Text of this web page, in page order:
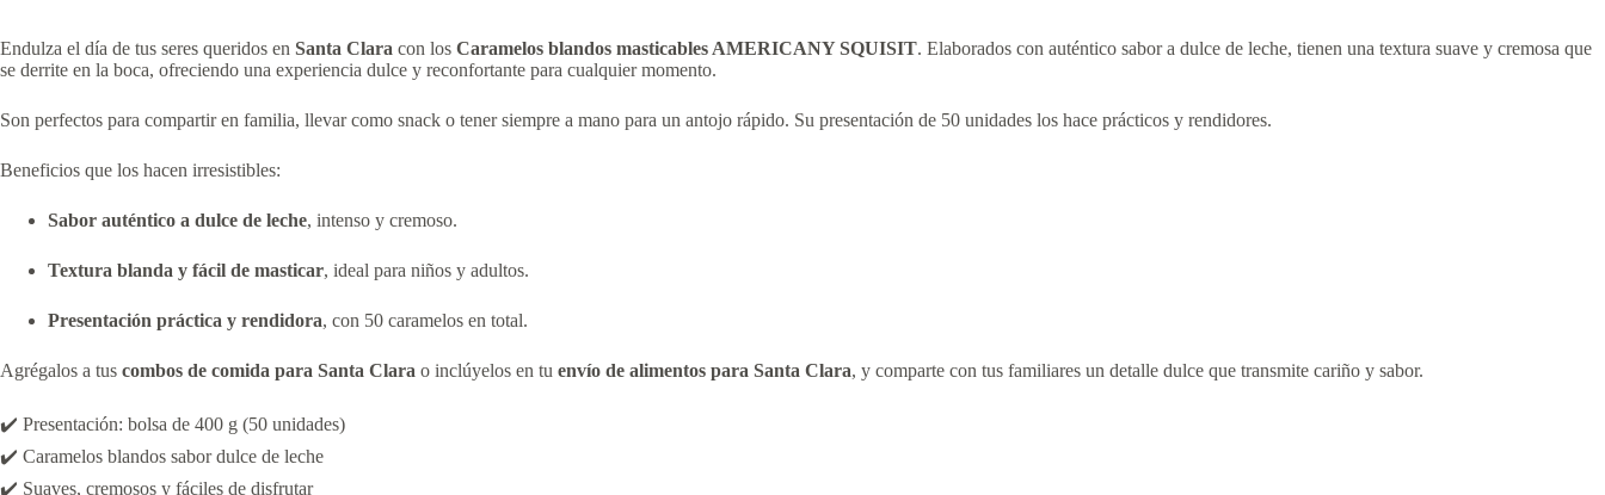
Endulza el día de tus seres queridos en Santa Clara con los Caramelos blandos masticables AMERICANY SQUISIT. Elaborados con auténtico sabor a dulce de leche, tienen una textura suave y cremosa que
se derrite en la boca, ofreciendo una experiencia dulce y reconfortante para cualquier momento.
Son perfectos para compartir en familia, llevar como snack o tener siempre a mano para un antojo rápido. Su presentación de 50 unidades los hace prácticos y rendidores.
Beneficios que los hacen irresistibles:
Sabor auténtico a dulce de leche, intenso y cremoso.
Textura blanda y fácil de masticar, ideal para niños y adultos.
Presentación práctica y rendidora, con 50 caramelos en total.
Agrégalos a tus combos de comida para Santa Clara o inclúyelos en tu envío de alimentos para Santa Clara, y comparte con tus familiares un detalle dulce que transmite cariño y sabor.
✔️ Presentación: bolsa de 400 g (50 unidades)
✔️ Caramelos blandos sabor dulce de leche
✔️ Suaves, cremosos y fáciles de disfrutar